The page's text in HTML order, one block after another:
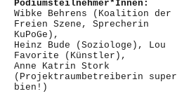
Podiumsteilnehmer*Innen:
Wibke Behrens (Koalition der
Freien Szene, Sprecherin
KuPoGe),
Heinz Bude (Soziologe), Lou
Favorite (Künstler),
Anne Katrin Stork
(Projektraumbetreiberin super
bien!)